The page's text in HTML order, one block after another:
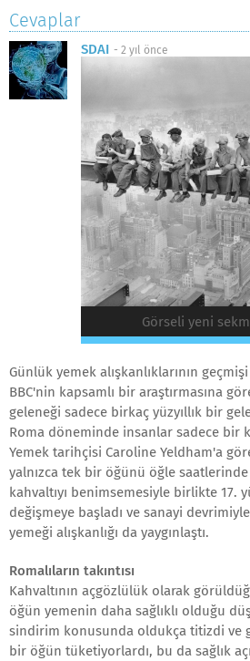
Cevaplar
SDAI - 2 yıl önce
Görseli yeni
Günlük yemek alışkanlıklarının
BBC'nin kapsamlı bir araştırmasına
geleneği sadece birkaç yüzyıllık bir
Roma döneminde insanlar sadece bir
Yemek tarihçisi Caroline Yeldham'a
yalnızca tek bir öğünü öğle
kahvaltıyı benimsemesiyle birlikte 17.
değişmeye başladı ve sanayi
yemeği alışkanlığı da yaygınlaştı.
Romalıların takıntısı
Kahvaltının açgözlülük olarak
öğün yemenin daha sağlıklı olduğu
sindirim konusunda oldukça titizdi ve
bir öğün tüketiyorlardı, bu da sağlık